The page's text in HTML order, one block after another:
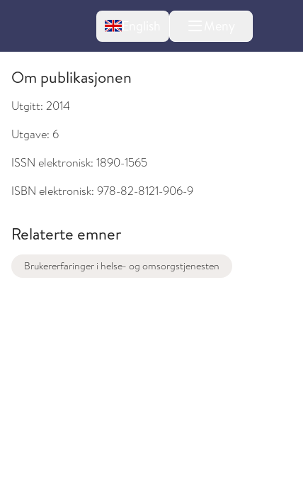
English
endringer
Om publikasjonen
Utgitt: 2014
Utgave: 6
ISSN elektronisk: 1890-1565
ISBN elektronisk: 978-82-8121-906-9
Relaterte emner
Brukererfaringer i helse- og omsorgstjenesten